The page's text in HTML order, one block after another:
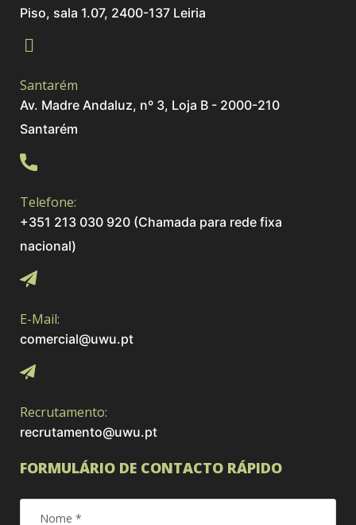
Piso, sala 1.07, 2400-137 Leiria
Santarém
Av. Madre Andaluz, nº 3, Loja B - 2000-210
Santarém
Telefone:
+351 213 030 920 (Chamada para rede fixa
nacional)
E-Mail:
comercial@uwu.pt
Recrutamento:
recrutamento@uwu.pt
FORMULÁRIO DE CONTACTO RÁPIDO